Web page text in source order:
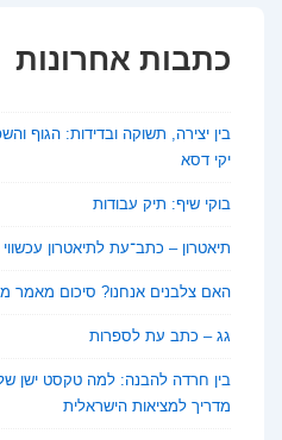
כתבות אחרונות
בין יצירה, תשוקה ובדידות: הגוף
יקי דסא
בוקי שיף: תיק עבודות
תיאטרון – כתב־עת לתיאטרון עכשווי
האם צלבנים אנחנו? סיכום מאמר
גג – כתב עת לספרות
בין חרדה להבנה: למה טקסט ישן של
מדריך למציאות הישראלית